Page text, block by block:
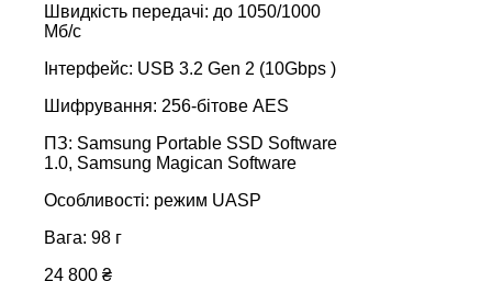
Швидкість передачі: до 1050/1000
Мб/с
Інтерфейс: USB 3.2 Gen 2 (10Gbps )
Шифрування: 256-бітове AES
ПЗ: Samsung Portable SSD Software
1.0, Samsung Magican Software
Особливості: режим UASP
Вага: 98 г
24 800 ₴